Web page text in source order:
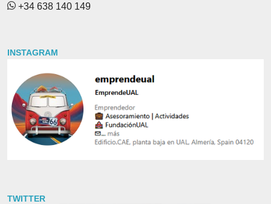
+34 638 140 149
INSTAGRAM
TWITTER